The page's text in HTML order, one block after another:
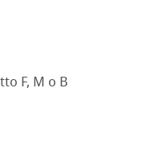
F, M o B